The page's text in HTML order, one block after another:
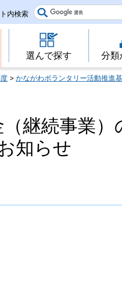
内検索
選んで探す 分類
> かながわボランタリー活動推進
継続事業）
知らせ